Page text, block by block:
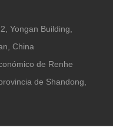
Yongan Building,
China
de Renhe
de Shandong,